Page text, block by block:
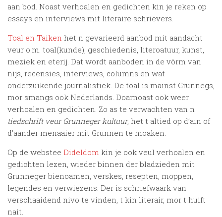
aan bod. Noast verhoalen en gedichten kin je reken op
essays en interviews mit literaire schrievers.
Toal en Taiken het n gevarieerd aanbod mit aandacht
veur o.m. toal(kunde), geschiedenis, literoatuur, kunst,
meziek en eterij. Dat wordt aanboden in de vörm van
nijs, recensies, interviews, columns en wat
onderzuikende journalistiek. De toal is mainst Grunnegs,
mor smangs ook Nederlands. Doarnoast ook weer
verhoalen en gedichten. Zo as te verwachten van n
tiedschrift veur Grunneger kultuur, het t altied op d’ain of
d’aander menaaier mit Grunnen te moaken.
Op de webstee Dideldom kin je ook veul verhoalen en
gedichten lezen, wieder binnen der bladzieden mit
Grunneger bienoamen, verskes, resepten, moppen,
legendes en verwiezens. Der is schriefwaark van
verschaaidend nivo te vinden, t kin literair, mor t huift
nait.